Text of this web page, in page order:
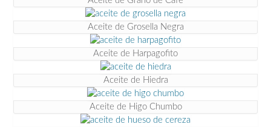
Aceite de Grosella Negra
Aceite de Harpagofito
Aceite de Hiedra
Aceite de Higo Chumbo